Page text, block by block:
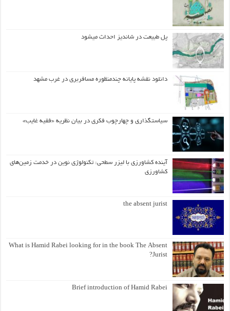
پل طبیعت در شاندیز احداث میشود
دانلود نقشه پایانه چندمنظوره مسافربری در غرب مشهد
سیاستگذاری و چهارچوب فکری در بیان نظریه «فقیه غایب»
آینده کشاورزی با لیزر سطحی: تکنولوژی نوین در خدمت زمین‌های
کشاورزی
the absent jurist
What is Hamid Rabei looking for in the book The Absent
Jurist?
Brief introduction of Hamid Rabei